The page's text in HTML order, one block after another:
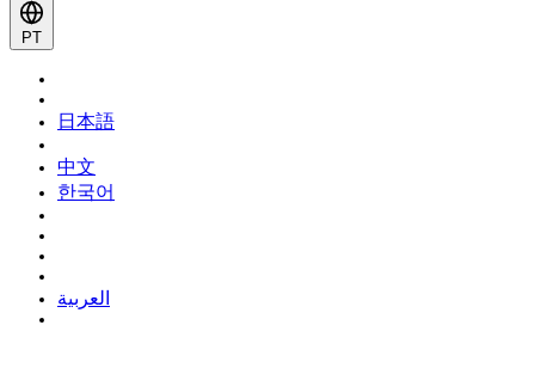
PT
日本語
中文
한국어
العربية